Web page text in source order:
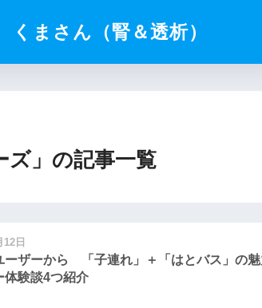
まさん（腎＆透析）
ズ」の記事一覧
12日
ーザーから 「子連れ」＋「はとバス」の
体験談4つ紹介